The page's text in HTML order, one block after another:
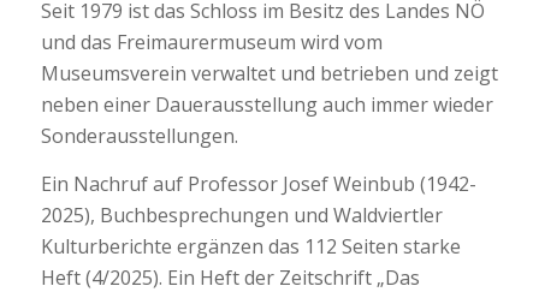
Seit 1979 ist das Schloss im Besitz des Landes NÖ
und das Freimaurermuseum wird vom
Museumsverein verwaltet und betrieben und zeigt
neben einer Dauerausstellung auch immer wieder
Sonderausstellungen.
Ein Nachruf auf Professor Josef Weinbub (1942-
2025), Buchbesprechungen und Waldviertler
Kulturberichte ergänzen das 112 Seiten starke
Heft (4/2025). Ein Heft der Zeitschrift „Das